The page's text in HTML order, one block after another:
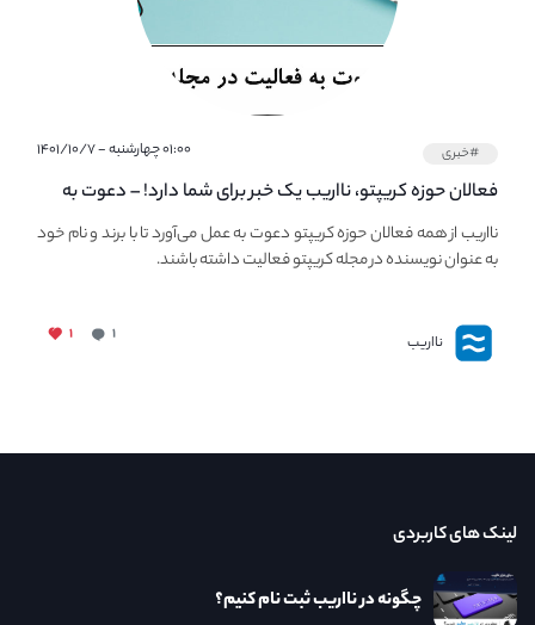
#خبری ۰۱:۰۰ چهارشنبه - ۱۴۰۱/۱۰/۷
فعالان حوزه کریپتو، نااریب یک خبر برای شما دارد! – دعوت به
فعالیت در مجله کریپتو
نااریب از همه فعالان حوزه کریپتو دعوت به عمل می‌آورد تا با برند و نام خود
به عنوان نویسنده در مجله کریپتو فعالیت داشته باشند.
نااریب ۱ ۱
لینک های کاربردی
چگونه در نااریب ثبت نام کنیم؟